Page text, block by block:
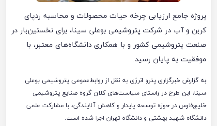
پروژه جامع ارزیابی چرخه حیات محصولات و محاسبه ردپای
کربن و آب در شرکت پتروشیمی بوعلی سینا، برای نخستین‌بار در
صنعت پتروشیمی کشور و با همکاری دانشگاه‌های معتبر، با
موفقیت به پایان رسید.
به گزارش خبرگزاری پترو انرژی به نقل از روابط‌عمومی پتروشیمی بوعلی
سینا، این طرح در راستای سیاست‌های کلان گروه صنایع پتروشیمی
خلیج‌فارس در حوزه توسعه پایدار و کاهش آلایندگی، با مشارکت علمی
دانشگاه شهید بهشتی و دانشگاه تهران اجرا شده است.